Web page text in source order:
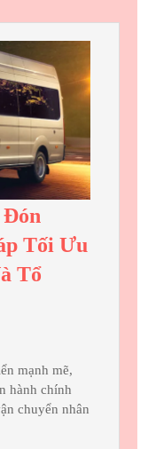
Đón
Tối Ưu
Tổ
mạnh mẽ,
hành chính
chuyển nhân